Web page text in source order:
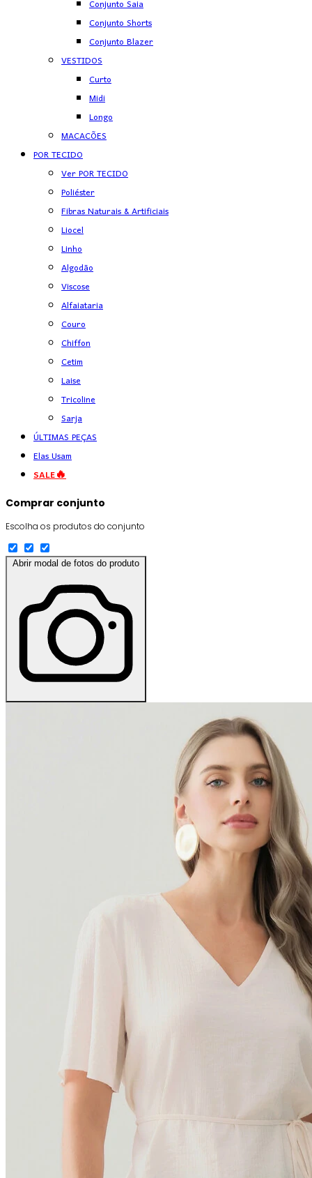
Conjunto Saia
Conjunto Shorts
Conjunto Blazer
VESTIDOS
Curto
Midi
Longo
MACACÕES
POR TECIDO
Ver POR TECIDO
Poliéster
Fibras Naturais & Artificiais
Liocel
Linho
Algodão
Viscose
Alfaiataria
Couro
Chiffon
Cetim
Laise
Tricoline
Sarja
ÚLTIMAS PEÇAS
Elas Usam
SALE🔥
Comprar conjunto
Escolha os produtos do conjunto
Abrir modal de fotos do produto